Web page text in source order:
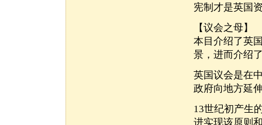
宪制才是英国
【议会之母】
本目介绍了英
景，进而介绍
英国议会是在
政府向地方延
13世纪初产生
进实现该原则